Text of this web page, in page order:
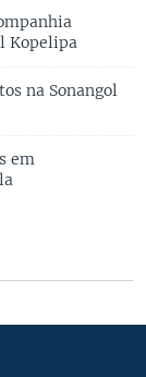
Kopelipa
na Sonangol
em